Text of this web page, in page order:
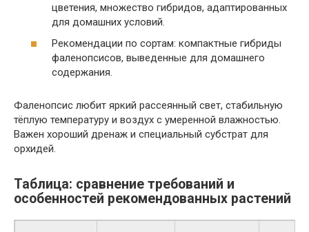
цветения, множество гибридов, адаптированных
для домашних условий.
Рекомендации по сортам: компактные гибриды
фаленопсисов, выведенные для домашнего
содержания.
Фаленопсис любит яркий рассеянный свет, стабильную
тёплую температуру и воздух с умеренной влажностью.
Важен хороший дренаж и специальный субстрат для
орхидей.
Таблица: сравнение требований и
особенностей рекомендованных растений